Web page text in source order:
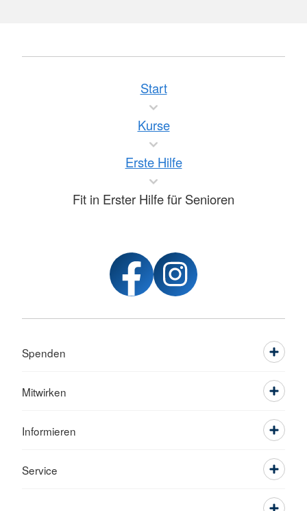
Start
Kurse
Erste Hilfe
Fit in Erster Hilfe für Senioren
Spenden
Mitwirken
Informieren
Service